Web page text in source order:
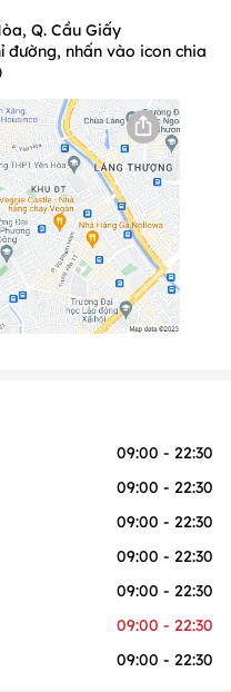
Q. Cầu Giấy
đường, nhấn vào icon chia
09:00 - 22:30
09:00 - 22:30
09:00 - 22:30
09:00 - 22:30
09:00 - 22:30
09:00 - 22:30
09:00 - 22:30